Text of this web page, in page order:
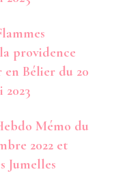
providence
Bélier du 20
2023
Mémo du
2022 et
Jumelles